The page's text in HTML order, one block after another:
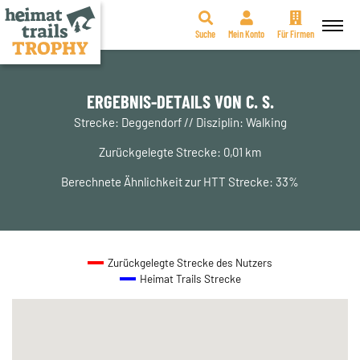
Zum
Suche Mein Konto Für Firmen
ERGEBNIS-DETAILS VON C. S.
Strecke: Deggendorf // Disziplin: Walking
Zurückgelegte Strecke: 0,01 km
Berechnete Ähnlichkeit zur HTT Strecke: 33%
Zurückgelegte Strecke des Nutzers
Heimat Trails Strecke